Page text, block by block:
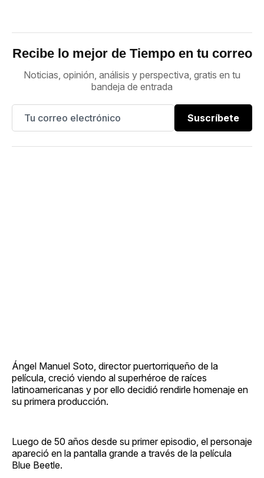
Recibe lo mejor de Tiempo en tu correo
Noticias, opinión, análisis y perspectiva, gratis en tu
bandeja de entrada
Suscríbete
Ángel Manuel Soto, director puertorriqueño de la
película, creció viendo al superhéroe de raíces
latinoamericanas y por ello decidió rendirle homenaje en
su primera producción.
Luego de 50 años desde su primer episodio, el personaje
apareció en la pantalla grande a través de la película
Blue Beetle.